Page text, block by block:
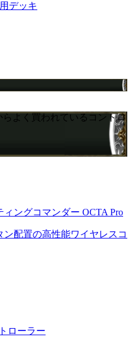
デッキ
らよく買われているコントロ
ングコマンダー OCTA Pro
配置の高性能ワイヤレスコ
ローラー